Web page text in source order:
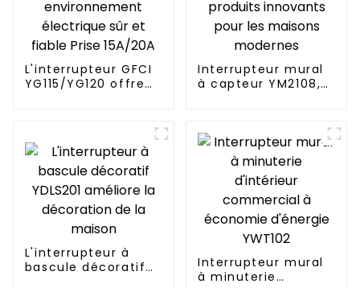
L'interrupteur GFCI
YG115/YG120 offre
fiable Prise 15A/20A
Interrupteur mural
à capteur YM2108,
L'interrupteur à
bascule décoratif
Interrupteur mural
à minuterie